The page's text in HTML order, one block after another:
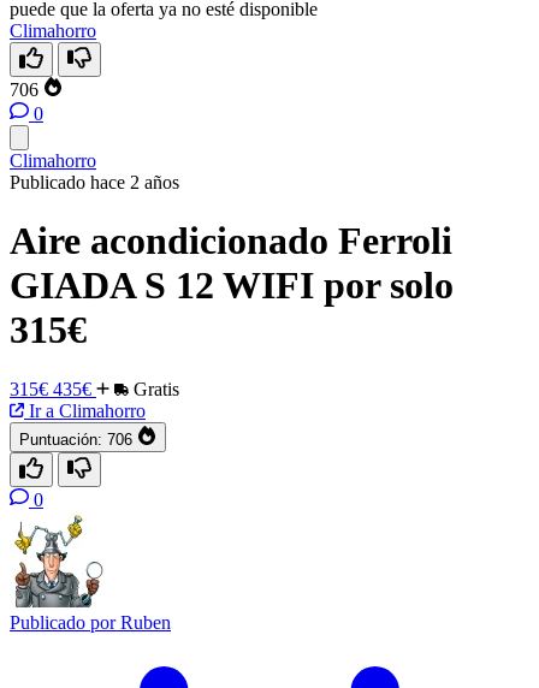
puede que la oferta ya no esté disponible
Climahorro
706
0
Climahorro
Publicado hace 2 años
Aire acondicionado Ferroli
GIADA S 12 WIFI por solo
315€
315€ 435€
Gratis
Ir a Climahorro
Puntuación: 706
0
Publicado porRuben